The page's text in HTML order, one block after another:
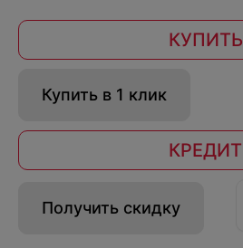
КУПИТЬ
Купить в 1 клик
КРЕДИТ
Получить скидку